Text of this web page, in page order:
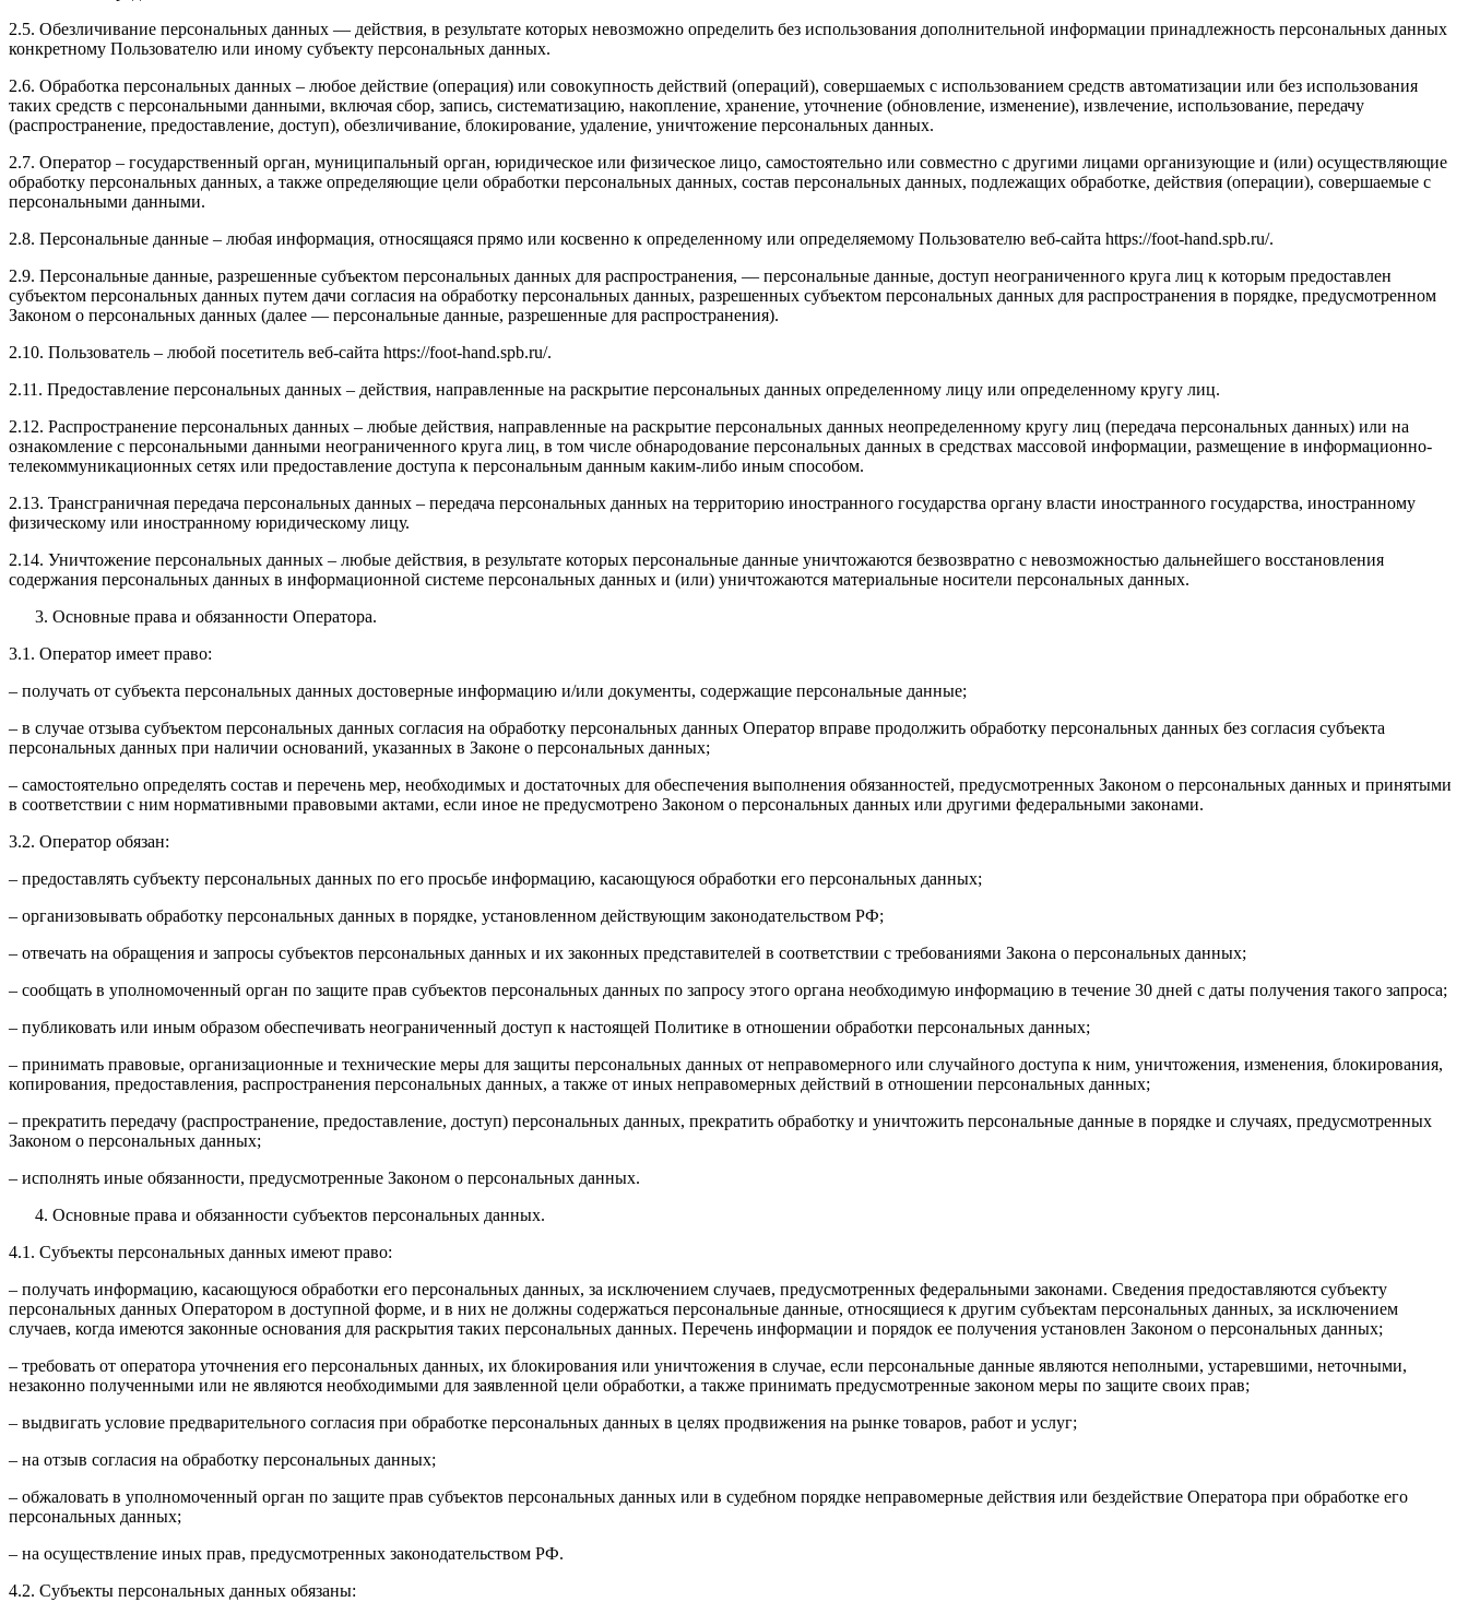
2.5. Обезличивание персональных данных — действия, в результате которых невозможно определить без использования дополнительной информации принадлежность персональных данных
конкретному Пользователю или иному субъекту персональных данных.
2.6. Обработка персональных данных – любое действие (операция) или совокупность действий (операций), совершаемых с использованием средств автоматизации или без использования
таких средств с персональными данными, включая сбор, запись, систематизацию, накопление, хранение, уточнение (обновление, изменение), извлечение, использование, передачу
(распространение, предоставление, доступ), обезличивание, блокирование, удаление, уничтожение персональных данных.
2.7. Оператор – государственный орган, муниципальный орган, юридическое или физическое лицо, самостоятельно или совместно с другими лицами организующие и (или) осуществляющие
обработку персональных данных, а также определяющие цели обработки персональных данных, состав персональных данных, подлежащих обработке, действия (операции), совершаемые с
персональными данными.
2.8. Персональные данные – любая информация, относящаяся прямо или косвенно к определенному или определяемому Пользователю веб-сайта https://foot-hand.spb.ru/.
2.9. Персональные данные, разрешенные субъектом персональных данных для распространения, — персональные данные, доступ неограниченного круга лиц к которым предоставлен
субъектом персональных данных путем дачи согласия на обработку персональных данных, разрешенных субъектом персональных данных для распространения в порядке, предусмотренном
Законом о персональных данных (далее — персональные данные, разрешенные для распространения).
2.10. Пользователь – любой посетитель веб-сайта https://foot-hand.spb.ru/.
2.11. Предоставление персональных данных – действия, направленные на раскрытие персональных данных определенному лицу или определенному кругу лиц.
2.12. Распространение персональных данных – любые действия, направленные на раскрытие персональных данных неопределенному кругу лиц (передача персональных данных) или на
ознакомление с персональными данными неограниченного круга лиц, в том числе обнародование персональных данных в средствах массовой информации, размещение в информационно-
телекоммуникационных сетях или предоставление доступа к персональным данным каким-либо иным способом.
2.13. Трансграничная передача персональных данных – передача персональных данных на территорию иностранного государства органу власти иностранного государства, иностранному
физическому или иностранному юридическому лицу.
2.14. Уничтожение персональных данных – любые действия, в результате которых персональные данные уничтожаются безвозвратно с невозможностью дальнейшего восстановления
содержания персональных данных в информационной системе персональных данных и (или) уничтожаются материальные носители персональных данных.
Основные права и обязанности Оператора.
3.1. Оператор имеет право:
– получать от субъекта персональных данных достоверные информацию и/или документы, содержащие персональные данные;
– в случае отзыва субъектом персональных данных согласия на обработку персональных данных Оператор вправе продолжить обработку персональных данных без согласия субъекта
персональных данных при наличии оснований, указанных в Законе о персональных данных;
– самостоятельно определять состав и перечень мер, необходимых и достаточных для обеспечения выполнения обязанностей, предусмотренных Законом о персональных данных и принятыми
в соответствии с ним нормативными правовыми актами, если иное не предусмотрено Законом о персональных данных или другими федеральными законами.
3.2. Оператор обязан:
– предоставлять субъекту персональных данных по его просьбе информацию, касающуюся обработки его персональных данных;
– организовывать обработку персональных данных в порядке, установленном действующим законодательством РФ;
– отвечать на обращения и запросы субъектов персональных данных и их законных представителей в соответствии с требованиями Закона о персональных данных;
– сообщать в уполномоченный орган по защите прав субъектов персональных данных по запросу этого органа необходимую информацию в течение 30 дней с даты получения такого запроса;
– публиковать или иным образом обеспечивать неограниченный доступ к настоящей Политике в отношении обработки персональных данных;
– принимать правовые, организационные и технические меры для защиты персональных данных от неправомерного или случайного доступа к ним, уничтожения, изменения, блокирования,
копирования, предоставления, распространения персональных данных, а также от иных неправомерных действий в отношении персональных данных;
– прекратить передачу (распространение, предоставление, доступ) персональных данных, прекратить обработку и уничтожить персональные данные в порядке и случаях, предусмотренных
Законом о персональных данных;
– исполнять иные обязанности, предусмотренные Законом о персональных данных.
Основные права и обязанности субъектов персональных данных.
4.1. Субъекты персональных данных имеют право:
– получать информацию, касающуюся обработки его персональных данных, за исключением случаев, предусмотренных федеральными законами. Сведения предоставляются субъекту
персональных данных Оператором в доступной форме, и в них не должны содержаться персональные данные, относящиеся к другим субъектам персональных данных, за исключением
случаев, когда имеются законные основания для раскрытия таких персональных данных. Перечень информации и порядок ее получения установлен Законом о персональных данных;
– требовать от оператора уточнения его персональных данных, их блокирования или уничтожения в случае, если персональные данные являются неполными, устаревшими, неточными,
незаконно полученными или не являются необходимыми для заявленной цели обработки, а также принимать предусмотренные законом меры по защите своих прав;
– выдвигать условие предварительного согласия при обработке персональных данных в целях продвижения на рынке товаров, работ и услуг;
– на отзыв согласия на обработку персональных данных;
– обжаловать в уполномоченный орган по защите прав субъектов персональных данных или в судебном порядке неправомерные действия или бездействие Оператора при обработке его
персональных данных;
– на осуществление иных прав, предусмотренных законодательством РФ.
4.2. Субъекты персональных данных обязаны: